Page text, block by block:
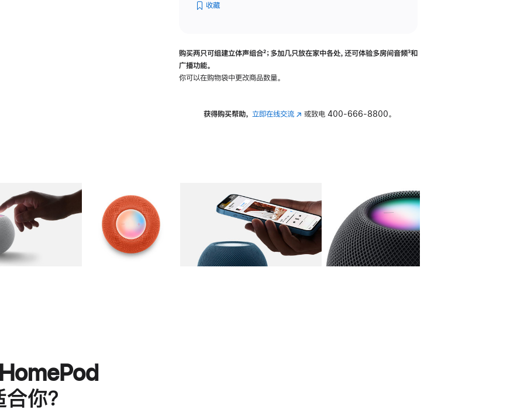
收藏
购买两只可组建立体声组合脚
²；多加几只放在家中各处，还可体验多‍房‍间音频脚
³和
广播功能。
你可以在购物袋中更改商品数量。
获得购买帮助， 立即在线交流(在 或致电 400-666-8800。
图库 图像 图库 图像 图库 图像 4 图库 图像 5
你？